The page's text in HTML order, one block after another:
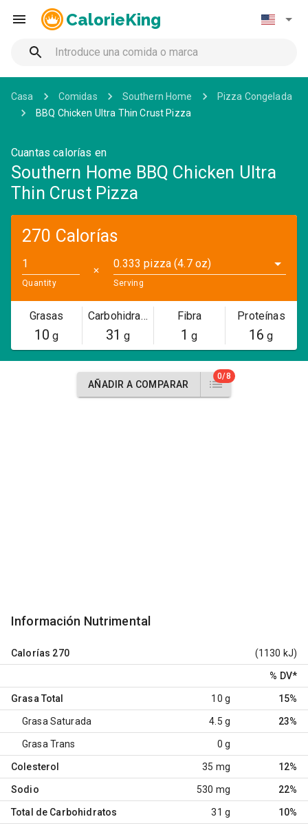
CalorieKing
Casa Comidas Southern Home
Pizza Congelada
BBQ Chicken Ultra Thin Crust Pizza
Cuantas calorías en
Southern Home BBQ Chicken Ultra
Thin Crust Pizza
270 Calorías
Quantity
✕
0.333 pizza (4.7 oz)
Serving
Grasas
10 g
Carbohidratos
31 g
Fibra
1 g
Proteínas
16 g
AÑADIR A COMPARAR
0/8
Información Nutrimental
Calorías 270 (1130 kJ)
% DV*
Grasa Total 10 g 15%
Grasa Saturada 4.5 g 23%
Grasa Trans 0 g
Colesterol 35 mg 12%
Sodio 530 mg 22%
Total de Carbohidratos 31 g 10%